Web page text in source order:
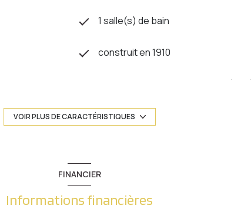
1 salle(s) de bain
construit en 1910
Chauffage central : chaudière (gaz)
1 parking(s)
3 étage(s)
VOIR PLUS DE CARACTÉRISTIQUES
FINANCIER
Informations financières